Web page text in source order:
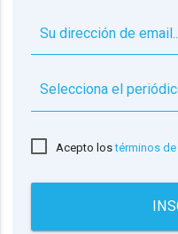
Acepto lostérminos